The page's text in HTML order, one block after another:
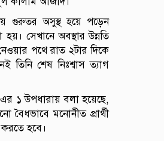
গুরুতর অসুস্থ হয়ে পড়েন
হয়। সেখানে অবস্থার উন্নতি
পথে রাত ২টার দিকে
তিনি শেষ নিঃশ্বাস ত্যাগ
১ উপধারায় বলা হয়েছে,
মনোনীত প্রার্থী
করতে হবে।